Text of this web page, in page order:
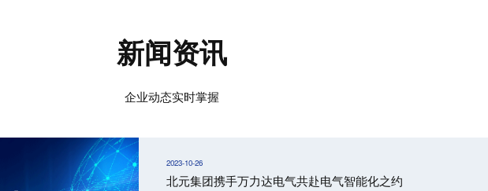
新闻资讯
企业动态实时掌握
2023-10-26
北元集团携手万力达电气共赴电气智能化之约